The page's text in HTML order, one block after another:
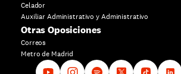
Celador
Auxiliar Administrativo y Administrativo
Otras Oposiciones
Correos
Metro de Madrid